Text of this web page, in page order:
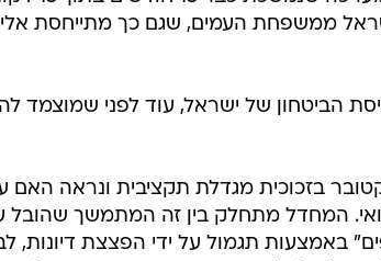
את ישראל ממשפחת העמים, שגם כך מתייחסת
הביטחון של ישראל, עוד לפני שמוצמד
נבחן את המחדל הנורא של ה-7 באוקטובר בזכוכית מגדלת תקציבית ונראה
המחדל מתחלק בין זה המתמשך שהובל
באמצעות תגמול על ידי הפצצת דיונות,